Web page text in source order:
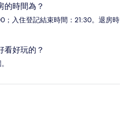
的時間為？
；入住登記結束時間：21:30。退房時
看好玩的？